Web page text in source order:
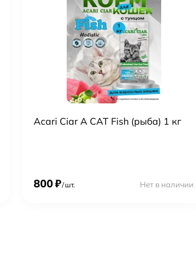
Acari Ciar A CAT Fish (рыба) 1 кг
800₽/ шт. Нет в наличии